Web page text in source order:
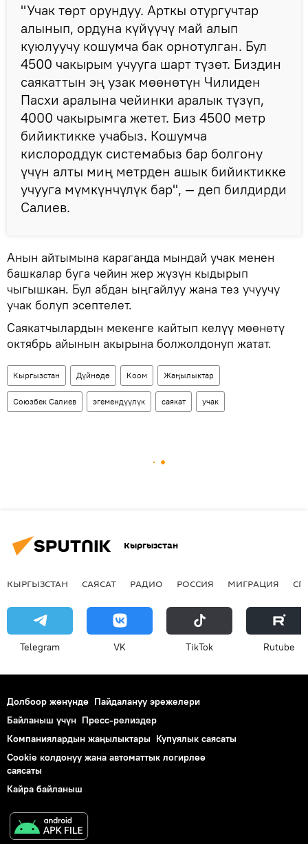
"Учак төрт орундуу. Арткы отургучтар
алынып, ордуна күйүүчү май алып
куюлуучу кошумча бак орнотулган. Бул
4500 чакырым учууга шарт түзөт. Биздин
саякаттын эң узак мөөнөтүн Чилиден
Пасхи аралына чейинки аралык түзүп,
4000 чакырымга жетет. Биз 4500 метр
бийиктикке учабыз. Кошумча
кислороддук системабыз бар болгону
үчүн алты миң метрден ашык бийиктикке
учууга мүмкүнчүлүк бар", — деп билдирди
Салиев.
Анын айтымына караганда мындай учак менен
башкалар буга чейин жер жүзүн кыдырып
чыгышкан. Бул абдан ыңгайлуу жана тез учуучу
учак болуп эсептелет.
Саякатчылардын мекенге кайтып келүү мөөнөтү
октябрь айынын акырына болжолдонуп жатат.
Кыргызстан Дүйнөдө Коом Жаңылыктар
Союзбек Салиев эгемендүүлүк саякат учак
Кыргызстан
КЫРГЫЗСТАН САЯСАТ РАДИО РОССИЯ МИГРАЦИЯ
Telegram VK ТikТоk Rutube
Долбоор жөнүндө Пайдалануу эрежелери
Байланыш үчүн Пресс-релиздер
Компаниялардын жаңылыктары Купуялык саясаты
Cookie колдонуу жана автоматтык логирлөө
саясаты
Кайра байланыш